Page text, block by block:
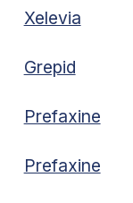
Xelevia
Grepid
Prefaxine
Prefaxine